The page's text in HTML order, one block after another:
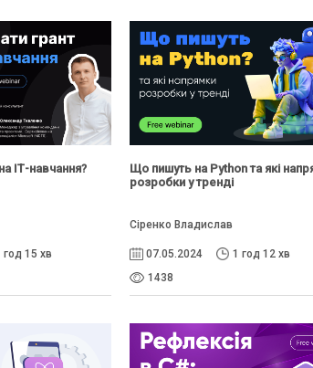
ІТ-навчання?
год 15 хв
Що пишуть на Python та які
розробки у тренді
Сіренко Владислав
07.05.2024
1 год 12 хв
1438